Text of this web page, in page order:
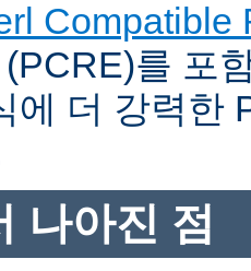
Compatible
(PCRE)를 포
에 더 강력한
나아진 점